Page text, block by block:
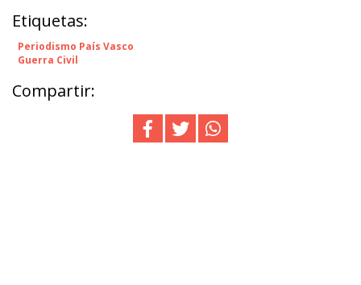
Etiquetas:
Periodismo País Vasco
Guerra Civil
Compartir: